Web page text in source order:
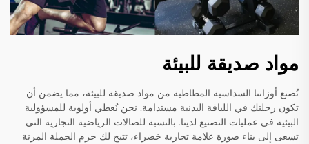
مواد صديقة للبيئة
تُصنع أوزاننا السداسية المطاطية من مواد صديقة للبيئة، مما يضمن أن
تكون رحلتك في اللياقة البدنية مستدامة. نحن نُعطي أولوية للمسؤولية
البيئية في عمليات التصنيع لدينا. بالنسبة للصالات الرياضية التجارية التي
تسعى إلى بناء صورة علامة تجارية خضراء، تتيح لك حزم الجملة المرنة